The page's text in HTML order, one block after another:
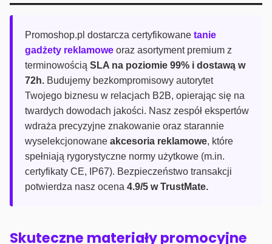
Promoshop.pl dostarcza certyfikowane tanie
gadżety reklamowe oraz asortyment premium z
terminowością SLA na poziomie 99% i dostawą w
72h. Budujemy bezkompromisowy autorytet
Twojego biznesu w relacjach B2B, opierając się na
twardych dowodach jakości. Nasz zespół ekspertów
wdraża precyzyjne znakowanie oraz starannie
wyselekcjonowane akcesoria reklamowe, które
spełniają rygorystyczne normy użytkowe (m.in.
certyfikaty CE, IP67). Bezpieczeństwo transakcji
potwierdza nasz ocena 4.9/5 w TrustMate.
Skuteczne materiały promocyjne